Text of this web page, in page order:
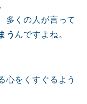
多くの人が言って
う んですよね。
心をくすぐるよう